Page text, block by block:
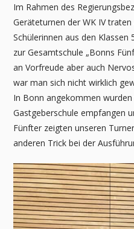
Im Rahmen des
Geräteturnen der WK IV
Schülerinnen aus den Klassen
zur Gesamtschule „Bonns
an Vorfreude aber auch
war man sich nicht wirklich
In Bonn angekommen
Gastgeberschule empfangen
Fünfter zeigten unseren
anderen Trick bei der